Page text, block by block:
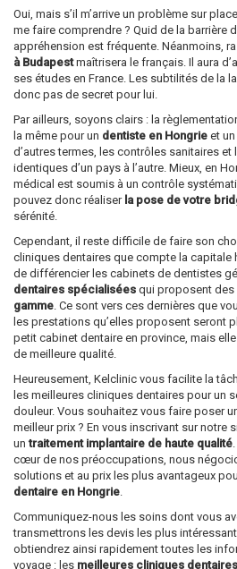
Oui, mais s’il m’arrive un problème sur
me faire comprendre ? Quid de la barrière
appréhension est fréquente. Néanmoins,
à Budapestmaîtrisera le français. Il aura
ses études en France. Les subtilités de la
donc pas de secret pour lui.
Par ailleurs, soyons clairs : la
la même pour un dentiste en Hongrie et
d’autres termes, les contrôles sanitaires et
identiques d’un pays à l’autre. Mieux, en
médical est soumis à un contrôle
pouvez donc réaliser la pose de votre
sérénité.
Cependant, il reste difficile de faire son
cliniques dentaires que compte la capitale
de différencier les cabinets de dentistes
dentaires spécialisées qui proposent des
gamme. Ce sont vers ces dernières que
les prestations qu’elles proposent seront
petit cabinet dentaire en province, mais
de meilleure qualité.
Heureusement, Kelclinic vous facilite la
les meilleures cliniques dentaires pour un
douleur. Vous souhaitez vous faire poser
meilleur prix ? En vous inscrivant sur notre
untraitement implantaire de haute qualité
cœur de nos préoccupations, nous
solutions et au prix les plus avantageux
dentaire en Hongrie.
Communiquez-nous les soins dont vous
transmettrons les devis les plus
obtiendrez ainsi rapidement toutes les
voyage : les meilleures cliniques